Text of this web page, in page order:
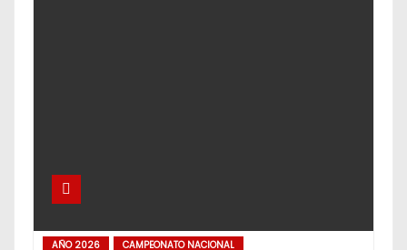
AÑO 2026 CAMPEONATO NACIONAL